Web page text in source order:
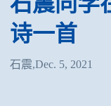
诗一首
石震,Dec. 5, 2021